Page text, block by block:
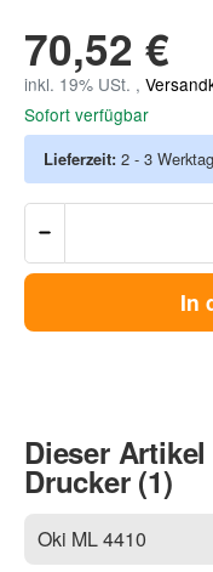
70,52 €
inkl. 19% USt. ,
Sofort verfügbar
Lieferzeit: 2 - 3
In
Dieser
Drucker (1)
Oki ML 4410